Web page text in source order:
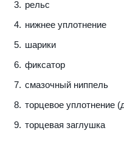
рельс
нижнее уплотнение
шарики
фиксатор
смазочный ниппель
торцевое уплотнение
торцевая заглушка